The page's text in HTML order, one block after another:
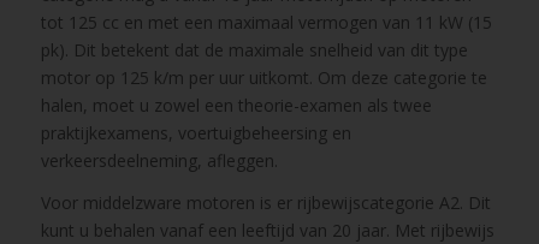
tot 125 cc en met een maximaal vermogen van 11 kW (15
pk). Dit betekent dat de maximale snelheid van dit type
motor op 125 k/m per uur uitkomt. Om deze categorie te
halen, moet u zowel een theorie-examen als twee
praktijkexamens, voertuigbeheersing en
verkeersdeelneming, afleggen.
Voor middelzware motoren is er rijbewijscategorie A2. Dit
kunt u behalen vanaf een leeftijd van 20 jaar. Met rijbewijs